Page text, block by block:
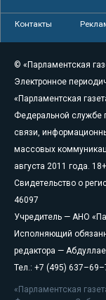
Контакты
© «Парламентская
Электронное
«Парламентская
Федеральной службе
связи,
массовых
августа 2011 года. 18+
Свидетельство о
46097
Учредитель — АНО
Исполняющий
редактора —
Тел.: +7 (495)
«Парламентская